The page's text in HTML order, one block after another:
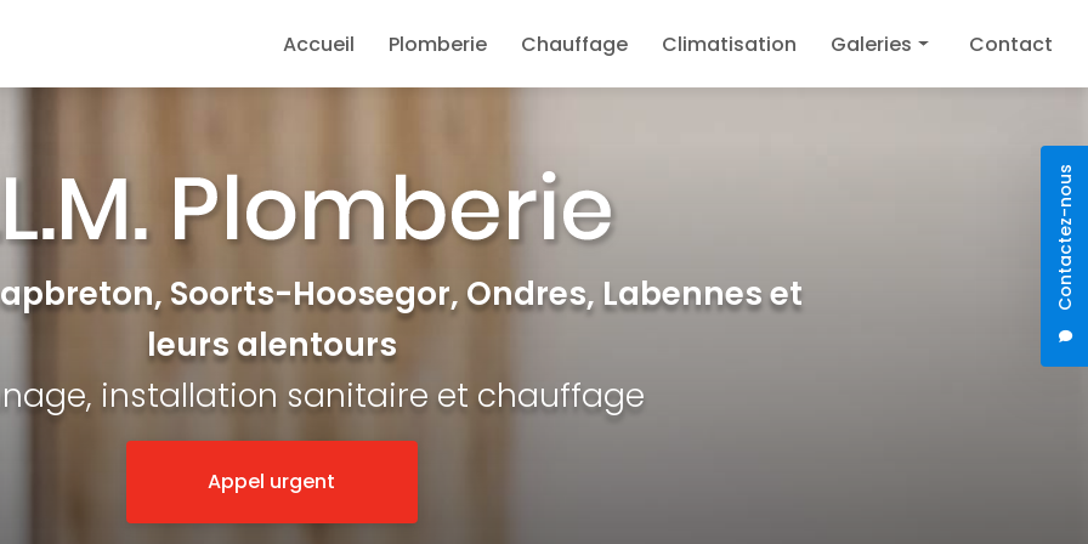
Contactez-nous
Accueil
Plomberie Chauffage Climatisation Galeries Contact
Soorts-Hoosegor, Ondres, Labennes et
leurs alentours
installation sanitaire et chauffage
Appel urgent